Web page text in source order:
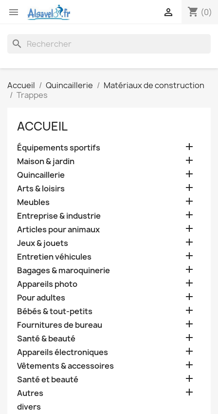
 shopping_cart (0)

search
Accueil Quincaillerie
Matériaux de construction
Trappes
ACCUEIL
Équipements sportifs 
Maison & jardin 
Quincaillerie 
Arts & loisirs 
Meubles 
Entreprise & industrie 
Articles pour animaux 
Jeux & jouets 
Entretien véhicules 
Bagages & maroquinerie 
Appareils photo 
Pour adultes 
Bébés & tout-petits 
Fournitures de bureau 
Santé & beauté 
Appareils électroniques 
Vêtements & accessoires 
Santé et beauté 
Autres 
divers